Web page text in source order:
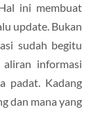
ini membuat
update. Bukan
sudah begitu
informasi
padat. Kadang
dan mana yang